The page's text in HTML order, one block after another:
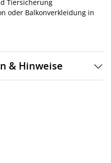
Tiersicherung
oder Balkonverkleidung in
& Hinweise